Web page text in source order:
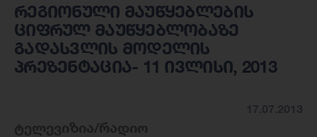
რეგიონული მაუწყებლების
ციფრულ მაუწყებლობაზე
გადასვლის მოდელის
პრეზენტაცია- 11 ივლისი, 2013
ტელევიზია/რადიო